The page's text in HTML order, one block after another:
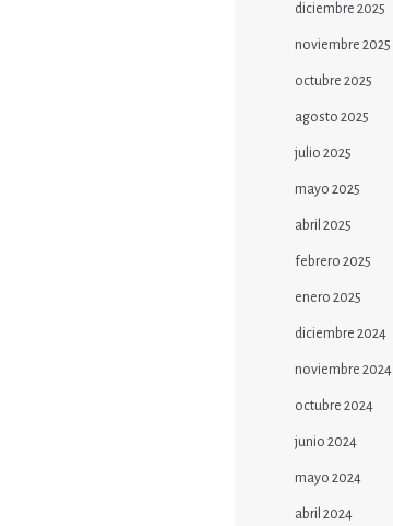
diciembre 2025
noviembre 2025
octubre 2025
agosto 2025
julio 2025
mayo 2025
abril 2025
febrero 2025
enero 2025
diciembre 2024
noviembre 2024
octubre 2024
junio 2024
mayo 2024
abril 2024